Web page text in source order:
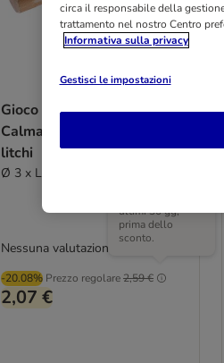
Gioco per cani Nomad Tales
Calma Bastone di legno di
litchi
Ø 3 x L 20 cm
-20.08% Prezzo regolare2,59 €
ultimi 30 gg,
prima dello
sconto.
2,07 €
Nessuna valutazione
circa il responsabile della
trattamento nel nostro Centro
Informativa sulla privacy
Gestisci le impostazioni